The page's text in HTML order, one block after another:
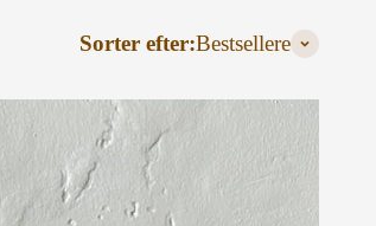
Sorter efter:Bestsellere